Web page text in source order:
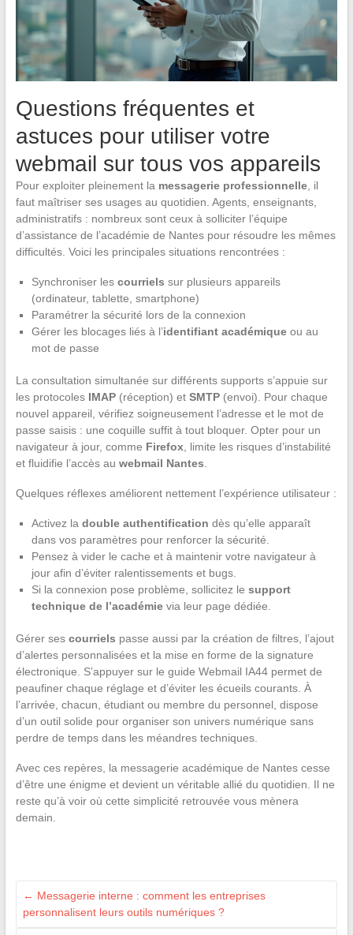
Questions fréquentes et
astuces pour utiliser votre
webmail sur tous vos appareils
Pour exploiter pleinement la messagerie professionnelle, il
faut maîtriser ses usages au quotidien. Agents, enseignants,
administratifs : nombreux sont ceux à solliciter l’équipe
d’assistance de l’académie de Nantes pour résoudre les mêmes
difficultés. Voici les principales situations rencontrées :
Synchroniser les courriels sur plusieurs appareils
(ordinateur, tablette, smartphone)
Paramétrer la sécurité lors de la connexion
Gérer les blocages liés à l’identifiant académiqueou au
mot de passe
La consultation simultanée sur différents supports s’appuie sur
les protocoles IMAP(réception) et SMTP(envoi). Pour chaque
nouvel appareil, vérifiez soigneusement l’adresse et le mot de
passe saisis : une coquille suffit à tout bloquer. Opter pour un
navigateur à jour, comme Firefox, limite les risques d’instabilité
et fluidifie l’accès au webmail Nantes
Quelques réflexes améliorent nettement l’expérience utilisateur :
Activez la double authentification dès qu’elle apparaît
dans vos paramètres pour renforcer la sécurité.
Pensez à vider le cache et à maintenir votre navigateur à
jour afin d’éviter ralentissements et bugs.
Si la connexion pose problème, sollicitez le support
technique de l’académievia leur page dédiée.
Gérer ses courriels passe aussi par la création de filtres, l’ajout
d’alertes personnalisées et la mise en forme de la signature
électronique. S’appuyer sur le guide Webmail IA44 permet de
peaufiner chaque réglage et d’éviter les écueils courants. À
l’arrivée, chacun, étudiant ou membre du personnel, dispose
d’un outil solide pour organiser son univers numérique sans
perdre de temps dans les méandres techniques.
Avec ces repères, la messagerie académique de Nantes cesse
d’être une énigme et devient un véritable allié du quotidien. Il ne
reste qu’à voir où cette simplicité retrouvée vous mènera
demain.
← Messagerie interne : comment les entreprises
personnalisent leurs outils numériques ?